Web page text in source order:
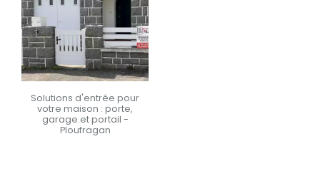
Solutions d'entrée pour
votre maison : porte,
garage et portail -
Ploufragan